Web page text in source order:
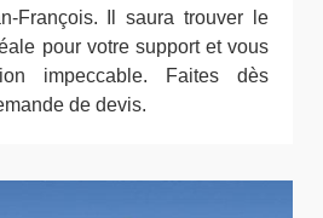
François. Il saura trouver le
pour votre support et vous
impeccable. Faites dès
de devis.